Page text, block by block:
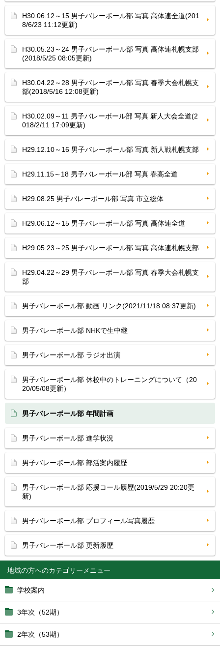
地域の方へ
学校案内
3年次（52期）
2年次（53期）
H30.06.12～15 男子バレーボール部 写真 高体連全道(201
8/6/23 11:12更新)
H30.05.23～24 男子バレーボール部 写真 高体連札幌支部
(2018/5/25 08:05更新)
H30.04.22～28 男子バレーボール部 写真 春季大会札幌支
部(2018/5/16 12:08更新)
H30.02.09～11 男子バレーボール部 写真 新人大会全道(2
018/2/11 17:09更新)
H29.12.10～16 男子バレーボール部 写真 新人戦札幌支部
H29.11.15～18 男子バレーボール部 写真 春高全道
H29.08.25 男子バレーボール部 写真 市立総体
H29.06.12～15 男子バレーボール部 写真 高体連全道
H29.05.23～25 男子バレーボール部 写真 高体連札幌支部
H29.04.22～29 男子バレーボール部 写真 春季大会札幌支
部
男子バレーボール部 動画 リンク(2021/11/18 08:37更新)
男子バレーボール部 NHKで生中継
男子バレーボール部 ラジオ出演
男子バレーボール部 休校中のトレーニングについて（20
20/05/08更新）
男子バレーボール部 年間計画
男子バレーボール部 進学状況
男子バレーボール部 部活案内履歴
男子バレーボール部 応援コール履歴(2019/5/29 20:20更
新)
男子バレーボール部 プロフィール写真履歴
男子バレーボール部 更新履歴